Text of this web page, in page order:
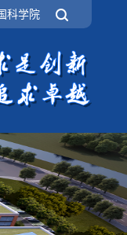
科学院